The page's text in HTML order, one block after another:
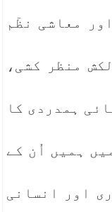
معاشی نظٓم
منظر کشی،
ہمدردی کا
ہمیں اُن کے
اور انسانی